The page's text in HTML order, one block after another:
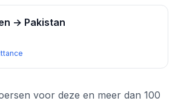
→ Pakistan
voor deze en meer dan 100